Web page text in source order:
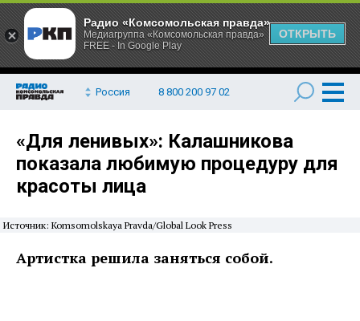
Россия 8 800 200 97 02
«Для ленивых»: Калашникова
показала любимую процедуру для
красоты лица
Источник: Komsomolskaya Pravda/Global Look Press
Артистка решила заняться собой.
Радио «Комсомольская правда»
Медиагруппа «Комсомольская правда»
FREE - In Google Play
ОТКРЫТЬ